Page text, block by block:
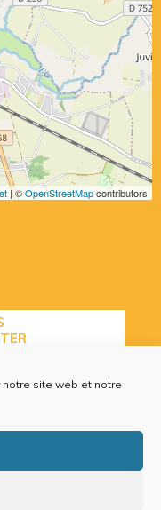
site web et notre
| ©OpenStreetMapcontributors